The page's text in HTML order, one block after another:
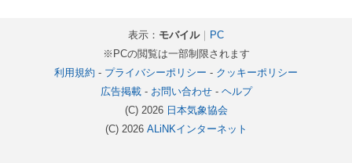
表示： モバイル｜ PC
※PCの閲覧は一部制限されます
利用規約 - プライバシーポリシー - クッキーポリシー
広告掲載- お問い合わせ- ヘルプ
(C) 2026 日本気象協会
(C) 2026 ALiNKインターネット